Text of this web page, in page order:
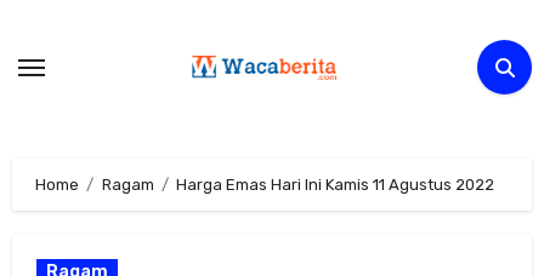
content
Home Ragam Harga Emas Hari Ini Kamis 11 Agustus 2022
Ragam